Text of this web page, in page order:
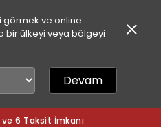
görmek ve online
bir ülkeyi veya bölgeyi
Devam
Peşin Fiyatına 3 ve 6 Taksit